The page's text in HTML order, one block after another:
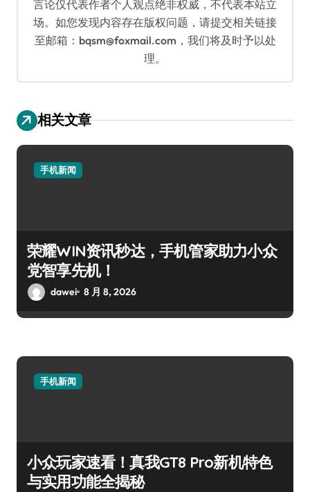
言论仅代表作者个人观点绝非权威，不代表本站立
场。如您发现内容存在版权问题，请提交相关链接
至邮箱：bqsm@foxmail.com，我们将及时予以处
理。
相关文章
手机新闻
荣耀WIN资讯秒达，手机管家助力小众
党智享先机！
dawei 8 月 8, 2026
手机新闻
小众玩家速看！真我GT8 Pro新机特色
与实用功能全揭秘